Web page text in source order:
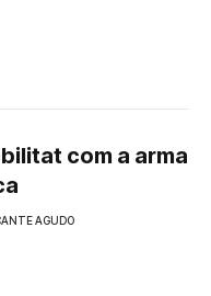
com a arma
AGUDO